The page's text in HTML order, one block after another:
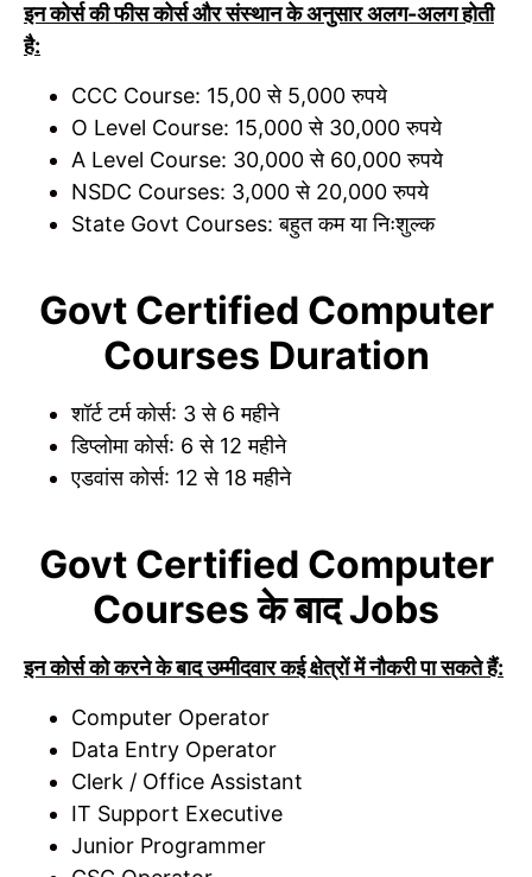
इन कोर्स की फीस कोर्स और संस्थान के अनुसार अलग-अलग होती
है:
CCC Course: 15,00 से 5,000 रुपये
O Level Course: 15,000 से 30,000 रुपये
A Level Course: 30,000 से 60,000 रुपये
NSDC Courses: 3,000 से 20,000 रुपये
State Govt Courses: बहुत कम या निःशुल्क
Govt Certified Computer
Courses Duration
शॉर्ट टर्म कोर्स: 3 से 6 महीने
डिप्लोमा कोर्स: 6 से 12 महीने
एडवांस कोर्स: 12 से 18 महीने
Govt Certified Computer
Courses के बाद Jobs
इन कोर्स को करने के बाद उम्मीदवार कई क्षेत्रों में नौकरी पा सकते हैं:
Computer Operator
Data Entry Operator
Clerk / Office Assistant
IT Support Executive
Junior Programmer